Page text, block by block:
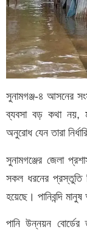
সুনামগঞ্জ-৪ আসনের
ব্যবসা বড় কথা নয়,
অনুরোধ যেন তারা
সুনামগঞ্জের জেলা
সকল ধরনের প্রস্তুতি
হয়েছে। পানিবন্দি
পানি উন্নয়ন বোর্ডের